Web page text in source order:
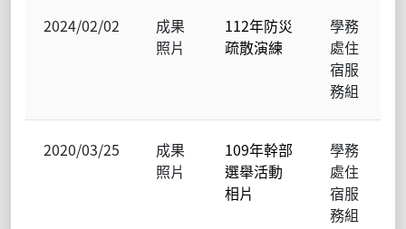
2024/02/02
成果
照片
112年防災
疏散演練
學務
處住
宿服
務組
2020/03/25
成果
照片
109年幹部
選舉活動
相片
學務
處住
宿服
務組